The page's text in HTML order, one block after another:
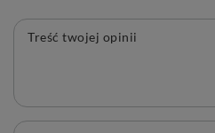
Treść twojej opinii